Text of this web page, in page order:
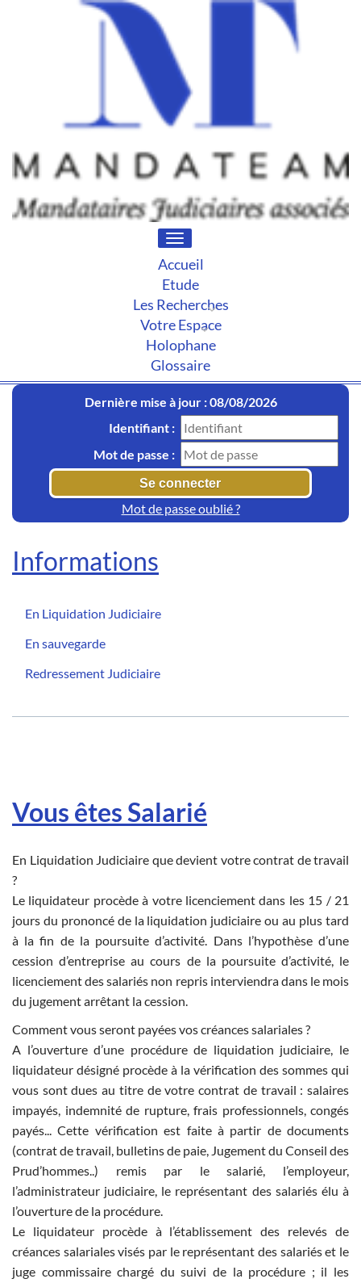
Toggle
navigation
Accueil
Etude
Les Recherches
Votre Espace
Holophane
Glossaire
Dernière mise à jour : 08/08/2026
Identifiant :
Mot de passe :
Mot de passe oublié ?
Informations
En Liquidation Judiciaire
En sauvegarde
Redressement Judiciaire
Vous êtes Salarié
En Liquidation Judiciaire que devient votre contrat de travail
?
Le liquidateur procède à votre licenciement dans les 15 / 21
jours du prononcé de la liquidation judiciaire ou au plus tard
à la fin de la poursuite d’activité. Dans l’hypothèse d’une
cession d’entreprise au cours de la poursuite d’activité, le
licenciement des salariés non repris interviendra dans le mois
du jugement arrêtant la cession.
Comment vous seront payées vos créances salariales ?
A l’ouverture d’une procédure de liquidation judiciaire, le
liquidateur désigné procède à la vérification des sommes qui
vous sont dues au titre de votre contrat de travail : salaires
impayés, indemnité de rupture, frais professionnels, congés
payés... Cette vérification est faite à partir de documents
(contrat de travail, bulletins de paie, Jugement du Conseil des
Prud’hommes..) remis par le salarié, l’employeur,
l’administrateur judiciaire, le représentant des salariés élu à
l’ouverture de la procédure.
Le liquidateur procède à l’établissement des relevés de
créances salariales visés par le représentant des salariés et le
juge commissaire chargé du suivi de la procédure ; il les